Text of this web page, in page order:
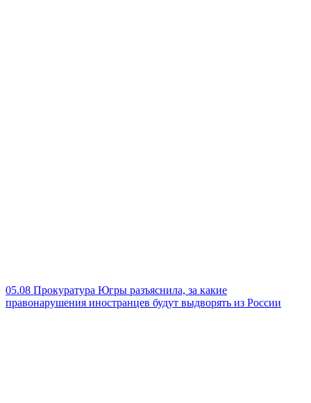
05.08 Прокуратура Югры разъяснила, за какие
правонарушения иностранцев будут выдворять из России